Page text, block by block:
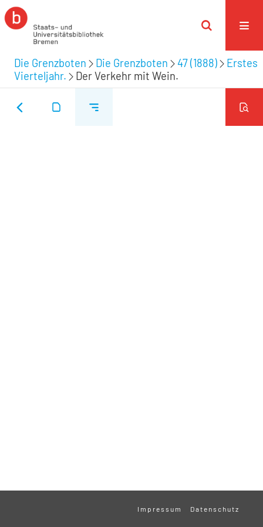
Die Grenzboten Die Grenzboten 47 (1888)
Erstes
Vierteljahr.
Der Verkehr mit Wein.
Impressum Datenschutz